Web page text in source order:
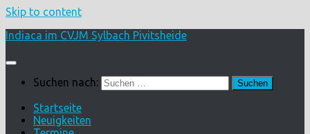
Skip to content
Indiaca im CVJM Sylbach Pivitsheide
Suchen nach:
Startseite
Neuigkeiten